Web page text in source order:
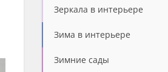
Зеркала в интерьере
Зима в интерьере
Зимние сады